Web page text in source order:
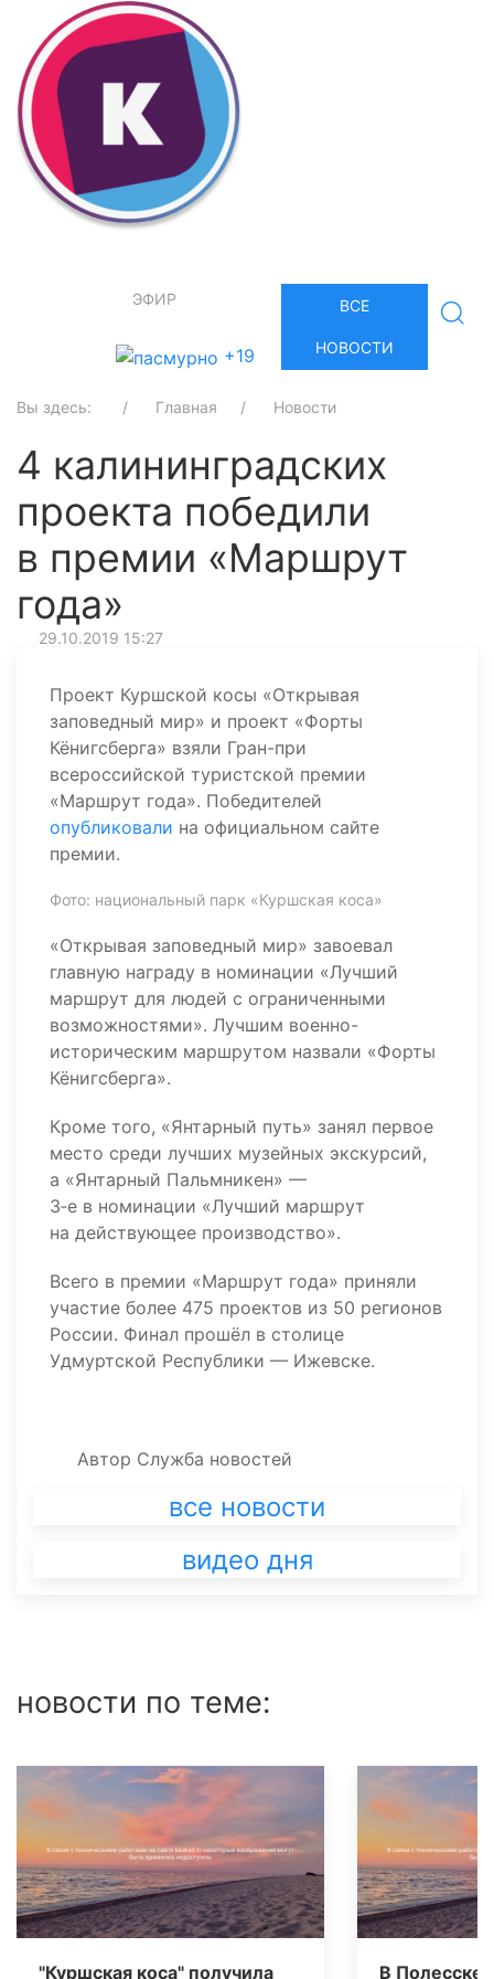
ЭФИР
+19
ВСЕ
НОВОСТИ
Вы здесь: Главная Новости
4 калининградских
проекта победили
в премии «Маршрут
года»
29.10.2019 15:27
Проект Куршской косы «Открывая
заповедный мир» и проект «Форты
Кёнигсберга» взяли Гран-при
всероссийской туристской премии
«Маршрут года». Победителей
опубликовали на официальном сайте
премии.
Фото: национальный парк «Куршская коса»
«Открывая заповедный мир» завоевал
главную награду в номинации «Лучший
маршрут для людей с ограниченными
возможностями». Лучшим военно-
историческим маршрутом назвали «Форты
Кёнигсберга».
Кроме того, «Янтарный путь» занял первое
место среди лучших музейных экскурсий,
а «Янтарный Пальмникен» —
3‑е в номинации «Лучший маршрут
на действующее производство».
Всего в премии «Маршрут года» приняли
участие более 475 проектов из 50 регионов
России. Финал прошёл в столице
Удмуртской Республики — Ижевске.
Автор Служба новостей
все новости
видео дня
новости по теме:
"Куршская коса" получила В Полесске